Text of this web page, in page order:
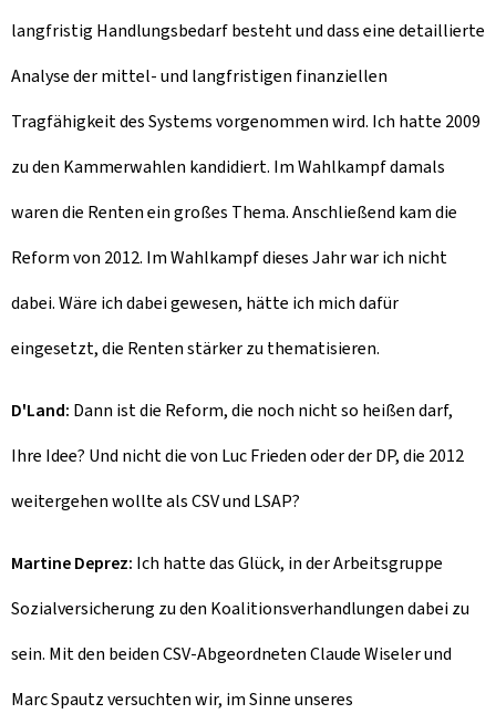
langfristig Handlungsbedarf besteht und dass eine detaillierte
Analyse der mittel- und langfristigen finanziellen
Tragfähigkeit des Systems vorgenommen wird. Ich hatte 2009
zu den Kammerwahlen kandidiert. Im Wahlkampf damals
waren die Renten ein großes Thema. Anschließend kam die
Reform von 2012. Im Wahlkampf dieses Jahr war ich nicht
dabei. Wäre ich dabei gewesen, hätte ich mich dafür
eingesetzt, die Renten stärker zu thematisieren.
D'Land: Dann ist die Reform, die noch nicht so heißen darf,
Ihre Idee? Und nicht die von Luc Frieden oder der DP, die 2012
weitergehen wollte als CSV und LSAP?
Martine Deprez: Ich hatte das Glück, in der Arbeitsgruppe
Sozialversicherung zu den Koalitionsverhandlungen dabei zu
sein. Mit den beiden CSV-Abgeordneten Claude Wiseler und
Marc Spautz versuchten wir, im Sinne unseres